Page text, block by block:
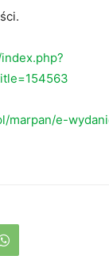
marpan/e-